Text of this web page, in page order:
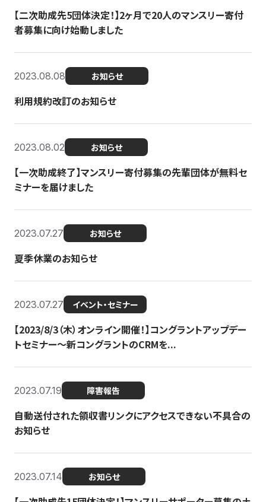
【二次助成先5団体決定！】2ヶ月で20人のマンスリー寄付
者募集に向け始動しました
2023.08.08 お知らせ
利用規約改訂のお知らせ
2023.08.02 お知らせ
【一次助成終了】マンスリー寄付募集の先輩団体が無料セ
ミナーを届けました
2023.07.27 お知らせ
夏季休業のお知らせ
2023.07.27 イベント・セミナー
【2023/8/3（木）オンライン開催！】コングラントアップデー
トセミナー〜新コングラントのCRMを...
2023.07.19 障害報告
自動送付された領収書リンクにアクセスできない不具合の
お知らせ
2023.07.14 お知らせ